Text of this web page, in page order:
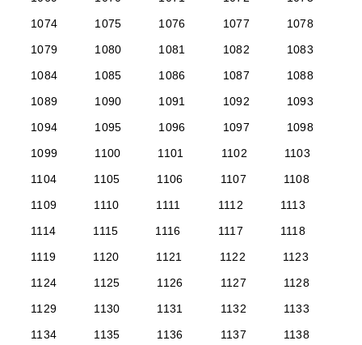
1074
1075 1076 1077
1078
1079
1080 1081 1082
1083
1084
1085 1086 1087
1088
1089
1090 1091 1092
1093
1094
1095 1096 1097
1098
1099
1100 1101 1102
1103
1104
1105 1106 1107
1108
1109
1110 1111 1112
1113
1114
1115 1116 1117
1118
1119
1120 1121 1122
1123
1124
1125 1126 1127
1128
1129
1130 1131 1132
1133
1134
1135 1136 1137
1138